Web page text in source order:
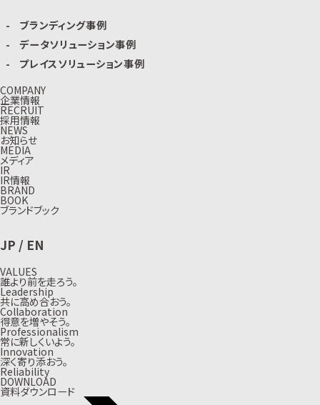
ブランディング事例
データソリューション事例
プレイスソリューション事例
COMPANY
企業情報
RECRUIT
採用情報
NEWS
お知らせ
MEDIA
メディア
IR
IR情報
BRAND
BOOK
ブランドブック
JP / EN
VALUES
誰より前を走ろう。
Leadership
共に高め合おう。
Collaboration
得意を増やそう。
Professionalism
常に新しくいよう。
Innovation
深く寄り添おう。
Reliability
DOWNLOAD
資料ダウンロード